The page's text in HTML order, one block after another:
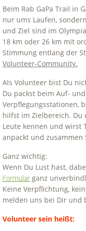
Beim Rab GaPa Trail in
nur ums Laufen,
und Ziel sind im
18 km oder 26 km mit
Stimmung entlang der
Volunteer-Community.
Als Volunteer bist Du
Du packst beim Auf-
Verpflegungsstationen,
hilfst im Zielbereich. Du
Leute kennen und wirst
anpackt und zusammen
Ganz wichtig:
Wenn Du Lust hast,
Formular ganz
Keine Verpflichtung,
melden uns bei Dir und
Volunteer sein heißt: